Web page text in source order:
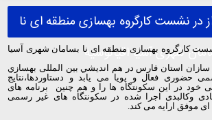
در نشست کارگروه بهسازی منطقه ای نا
شهری آسیا اقیانوسیه
کارگروه بهسازی منطقه ای نا بسامان شهری آسیا
استان فارس در هم انديشي بین المللی بهسازي
حضوری فعال و پویا می یابد و دستاوردها،نتایج
خود در این سکونتگاه ها را و هم چنین برنامه های
وکالبدی اجرا شده در سکونتگاه های غیر رسمی
ای موفق ارایه می کند.